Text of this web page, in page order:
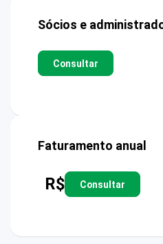
Sócios e
Consultar
Faturamento anual
R$ Consultar